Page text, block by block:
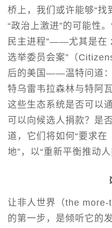
桥上，我们或许能够“找
“政治上激进”的可能性
民主进程”——尤其是在
选举委员会案”（
后的美国——温特问道：
特乌雷韦拉森林与特阿
这些生态系统是否可以
可以向候选人捐款？是
道，它们将如何“要求在
地”，以“重新平衡推动
让非人世界（the
的第一步，是倾听它的